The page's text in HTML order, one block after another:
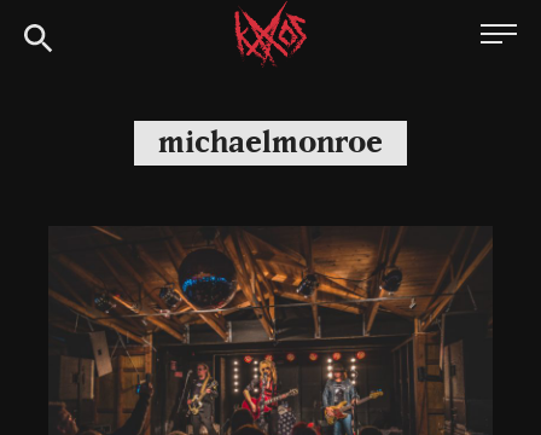
Siirry
suoraan
Kaaoszine
michaelmonroe